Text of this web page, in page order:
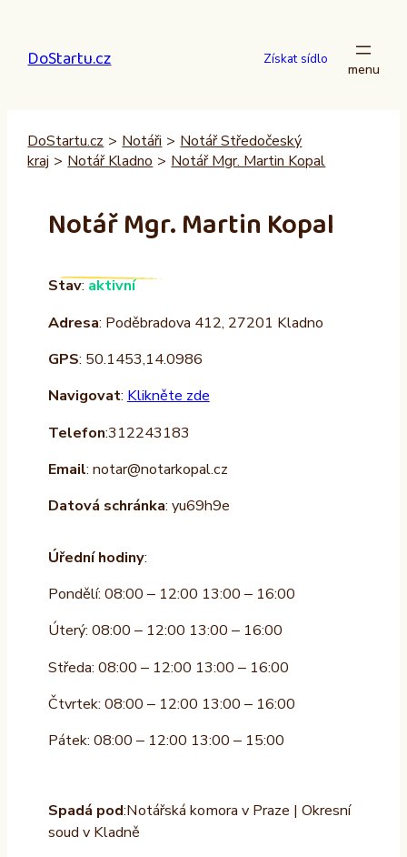
obsah
DoStartu.cz Získat sídlo
DoStartu.cz > Notáři > Notář Středočeský
kraj > Notář Kladno > Notář Mgr. Martin Kopal
Notář Mgr. Martin Kopal
Stav: aktivní
Adresa: Poděbradova 412, 27201 Kladno
GPS: 50.1453,14.0986
Navigovat: Klikněte zde
Telefon:312243183
Email: notar@notarkopal.cz
Datová schránka: yu69h9e
Úřední hodiny:
Pondělí: 08:00 – 12:00 13:00 – 16:00
Úterý: 08:00 – 12:00 13:00 – 16:00
Středa: 08:00 – 12:00 13:00 – 16:00
Čtvrtek: 08:00 – 12:00 13:00 – 16:00
Pátek: 08:00 – 12:00 13:00 – 15:00
Spadá pod:Notářská komora v Praze | Okresní
soud v Kladně